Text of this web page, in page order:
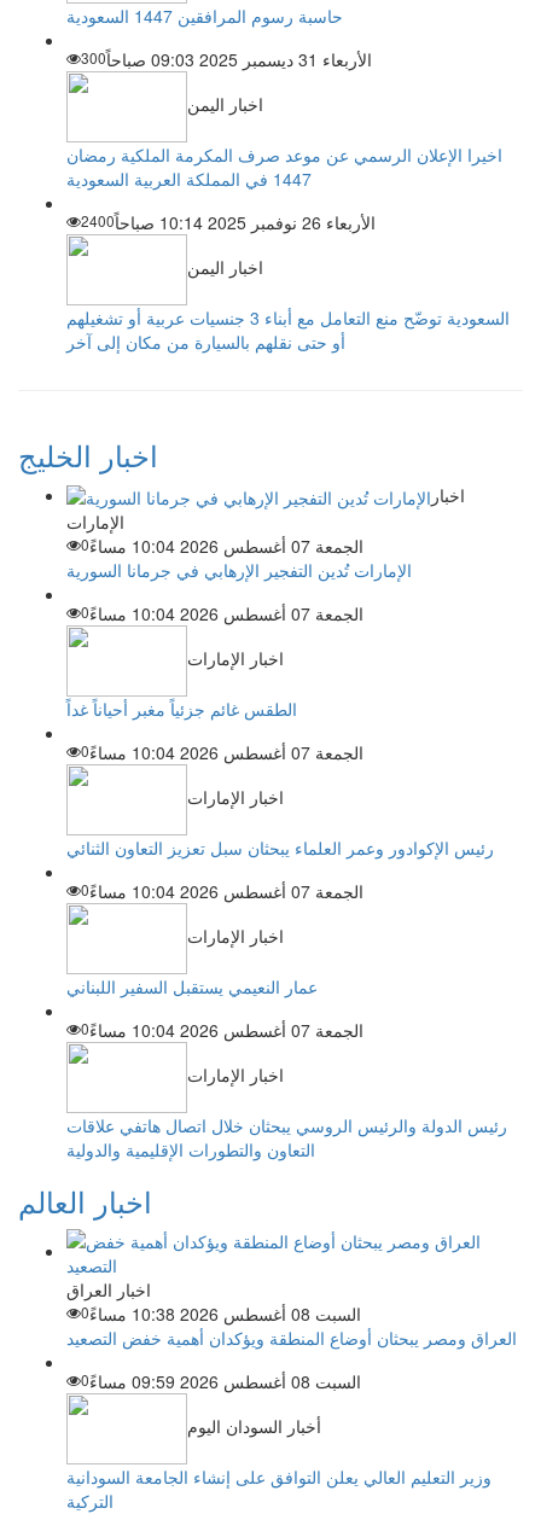
حاسبة رسوم المرافقين 1447 السعودية
الأربعاء 31 ديسمبر 2025 09:03 صباحاً
300
اخبار اليمن
اخيرا الإعلان الرسمي عن موعد صرف المكرمة الملكية رمضان
1447 في المملكة العربية السعودية
الأربعاء 26 نوفمبر 2025 10:14 صباحاً
2400
اخبار اليمن
السعودية توضّح منع التعامل مع أبناء 3 جنسيات عربية أو تشغيلهم
أو حتى نقلهم بالسيارة من مكان إلى آخر
اخبار الخليج
اخبار
الإمارات
الجمعة 07 أغسطس 2026 10:04 مساءً
0
الإمارات تُدين التفجير الإرهابي في جرمانا السورية
الجمعة 07 أغسطس 2026 10:04 مساءً
0
اخبار الإمارات
الطقس غائم جزئياً مغبر أحياناً غداً
الجمعة 07 أغسطس 2026 10:04 مساءً
0
اخبار الإمارات
رئيس الإكوادور وعمر العلماء يبحثان سبل تعزيز التعاون الثنائي
الجمعة 07 أغسطس 2026 10:04 مساءً
0
اخبار الإمارات
عمار النعيمي يستقبل السفير اللبناني
الجمعة 07 أغسطس 2026 10:04 مساءً
0
اخبار الإمارات
رئيس الدولة والرئيس الروسي يبحثان خلال اتصال هاتفي علاقات
التعاون والتطورات الإقليمية والدولية
اخبار العالم
اخبار العراق
السبت 08 أغسطس 2026 10:38 مساءً
0
العراق ومصر يبحثان أوضاع المنطقة ويؤكدان أهمية خفض التصعيد
السبت 08 أغسطس 2026 09:59 مساءً
0
أخبار السودان اليوم
وزير التعليم العالي يعلن التوافق على إنشاء الجامعة السودانية
التركية